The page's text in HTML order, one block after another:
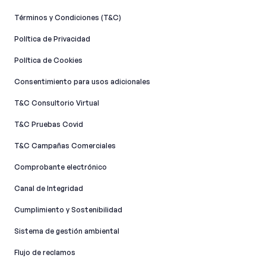
Términos y Condiciones (T&C)
Política de Privacidad
Política de Cookies
Consentimiento para usos adicionales
T&C Consultorio Virtual
T&C Pruebas Covid
T&C Campañas Comerciales
Comprobante electrónico
Canal de Integridad​
Cumplimiento y Sostenibilidad
Sistema de gestión ambiental
Flujo de reclamos